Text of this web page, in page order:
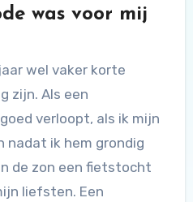
was voor mij
wel vaker korte
zijn. Als een
verloopt, als ik mijn
nadat ik hem grondig
de zon een fietstocht
liefsten. Een